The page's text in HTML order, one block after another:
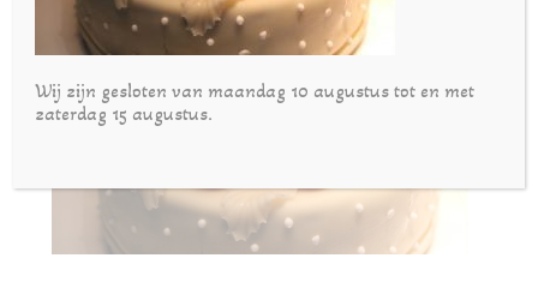
Wij zijn gesloten van maandag 10 augustus tot en met
zaterdag 15 augustus.